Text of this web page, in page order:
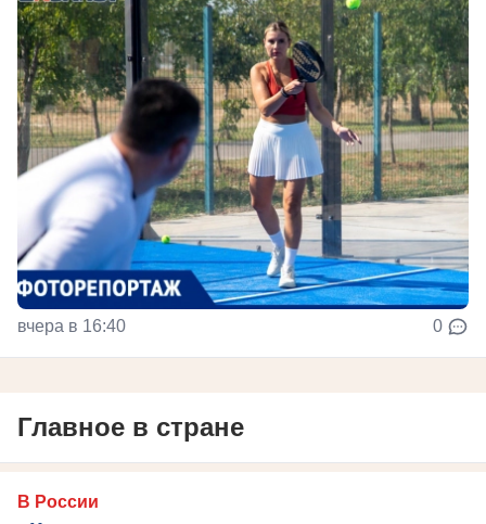
вчера в 16:40 0
Главное в стране
В России